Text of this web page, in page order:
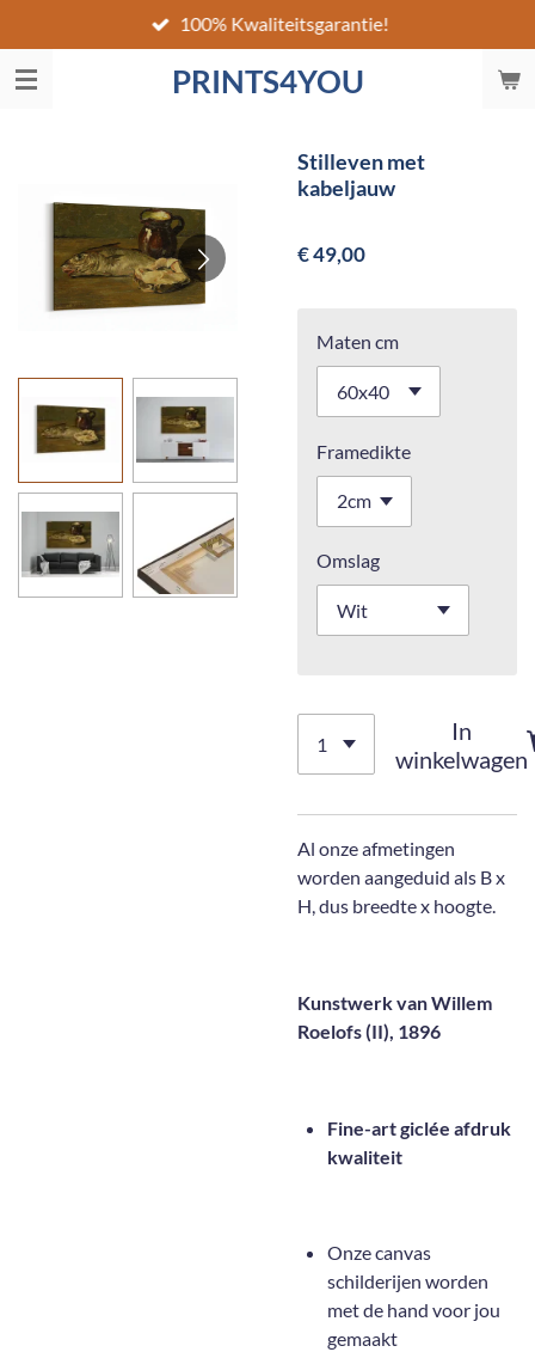
direct
naar
PRINTS4YOU
100% Kwaliteitsgarantie!
Stilleven met
kabeljauw
€ 49,00
Maten cm
Framedikte
Omslag
In
winkelwagen
Al onze afmetingen
worden aangeduid als B x
H, dus breedte x hoogte.
Kunstwerk van Willem
Roelofs (II), 1896
Fine-art giclée afdruk
kwaliteit
Onze canvas
schilderijen worden
met de hand voor jou
gemaakt